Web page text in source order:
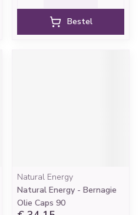
Bestel
Natural Energy
Natural Energy - Bernagie
Olie Caps 90